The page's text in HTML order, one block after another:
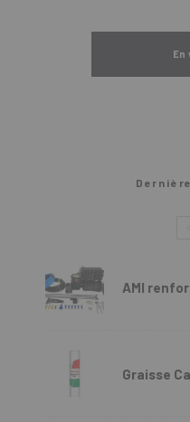
En
AMI
Graisse